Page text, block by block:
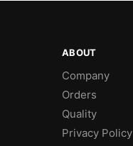
ABOUT
Company
Orders
Quality
Privacy Policy